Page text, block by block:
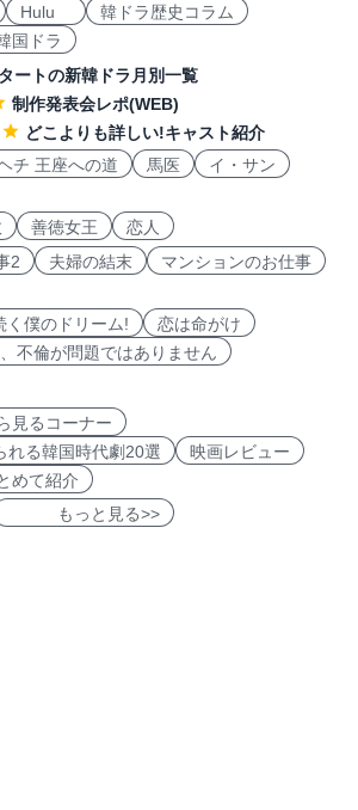
Hulu
韓ドラ歴史コラム
国ドラ
ートの新韓ドラ月別一覧
制作発表会レポ(WEB)
どこよりも詳しい!キャスト紹介
チ 王座への道 馬医
イ・サン
善徳女王
恋人
2 夫婦の結末
マンションのお仕事
く僕のドリーム!
恋は命がけ
不倫が問題ではありません
見るコーナー
れる韓国時代劇20選
映画レビュー
めて紹介
もっと見る>>